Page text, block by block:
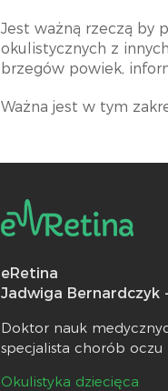
Jest ważną rzeczą by
okulistycznych z
brzegów powiek,
Ważna jest w tym
eRetina
Jadwiga Bernardczyk
Doktor nauk
specjalista chorób oczu
Okulistyka dziecięca